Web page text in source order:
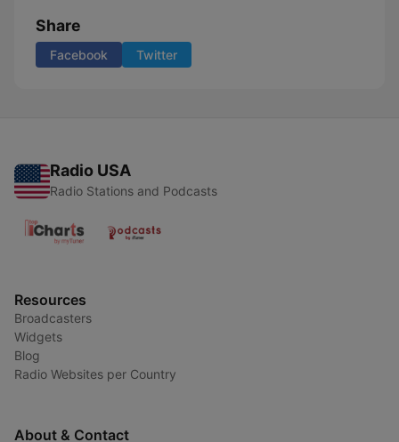
Share
Facebook Twitter
Radio USA
Radio Stations and Podcasts
Resources
Broadcasters
Widgets
Blog
Radio Websites per Country
About & Contact